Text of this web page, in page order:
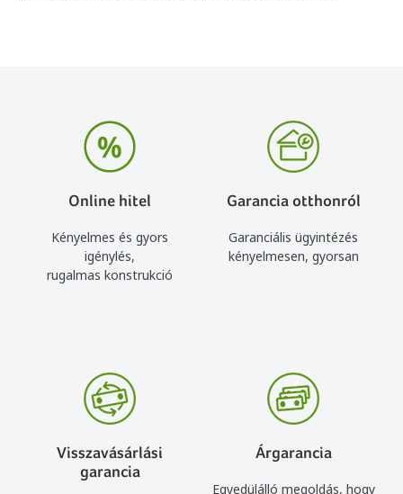
Online hitel
Kényelmes és gyors
igénylés,
rugalmas konstrukció
Garancia otthonról
Garanciális ügyintézés
kényelmesen, gyorsan
Visszavásárlási
garancia
Árgarancia
Egyedülálló megoldás, hogy